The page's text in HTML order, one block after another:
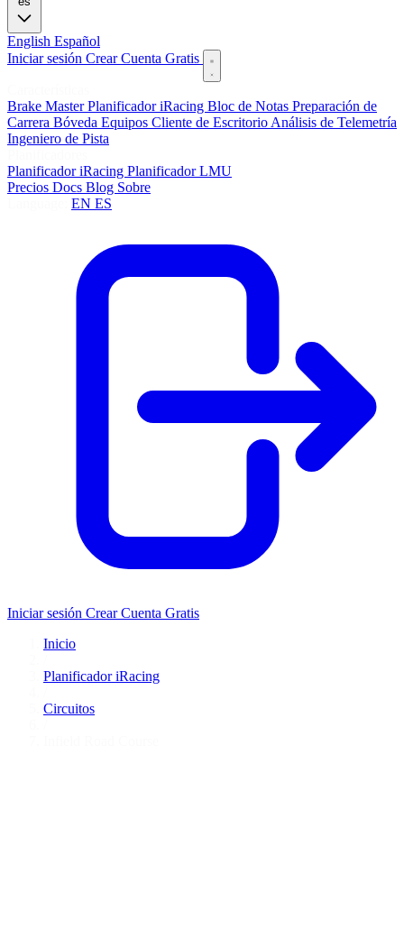
English Español
Iniciar sesión Crear Cuenta Gratis
Brake MasterPlanificador iRacing Bloc de Notas Preparación de
Carrera Bóveda Equipos Cliente de Escritorio Análisis de Telemetría
Ingeniero de Pista
Planificador iRacing Planificador LMU
Precios Docs Blog Sobre
EN ES
Iniciar sesión Crear Cuenta Gratis
Inicio
Planificador iRacing
Circuitos